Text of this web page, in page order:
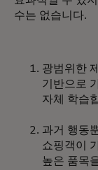
수는 없습니다.
광범위한
기반으로
자체 학습
과거 행동
쇼핑객이
높은 품목